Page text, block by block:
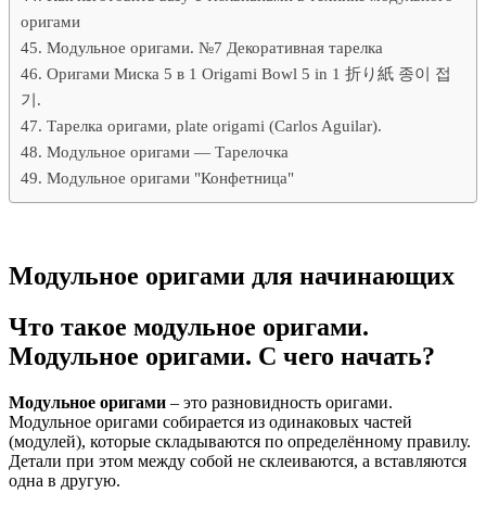
оригами
Модульное оригами. №7 Декоративная тарелка
Оригами Миска 5 в 1 Origami Bowl 5 in 1 折り紙 종이 접
기.
Тарелка оригами, plate origami (Carlos Aguilar).
Модульное оригами — Тарелочка
Модульное оригами "Конфетница"
Модульное оригами для начинающих
Что такое модульное оригами.
Модульное оригами. С чего начать?
Модульное оригами – это разновидность оригами.
Модульное оригами собирается из одинаковых частей
(модулей), которые складываются по определённому правилу.
Детали при этом между собой не склеиваются, а вставляются
одна в другую.